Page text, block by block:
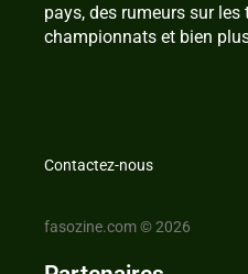
pays, des rumeurs sur
championnats et bien
Contactez-nous
fasozine.com © 2026